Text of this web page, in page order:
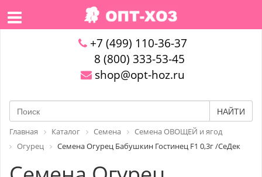
+7 (499) 110-36-37
8 (800) 333-53-45
shop@opt-hoz.ru
НАЙТИ
Главная Каталог Семена
Семена ОВОЩЕЙ и ягод
Огурец
Семена Огурец Бабушкин Гостинец F1 0,3г /СеДек